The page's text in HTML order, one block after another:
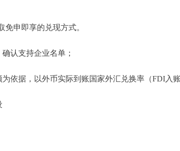
申即享的兑现方式。
认支持企业名单；
据，以外币实际到账国家外汇兑换率（FDI入账